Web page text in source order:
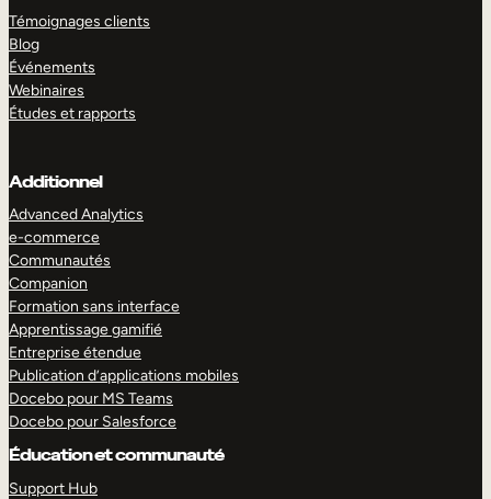
Témoignages clients
Blog
Événements
Webinaires
Études et rapports
Additionnel
Advanced Analytics
e-commerce
Communautés
Companion
Formation sans interface
Apprentissage gamifié
Entreprise étendue
Publication d’applications mobiles
Docebo pour MS Teams
Docebo pour Salesforce
Éducation et communauté
Support Hub